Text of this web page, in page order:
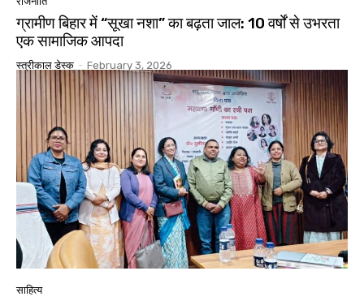
ग्रामीण बिहार में “सूखा नशा” का बढ़ता जाल: 10 वर्षों से उभरता
एक सामाजिक आपदा
स्त्रीकाल डेस्क - February 3, 2026
साहित्य